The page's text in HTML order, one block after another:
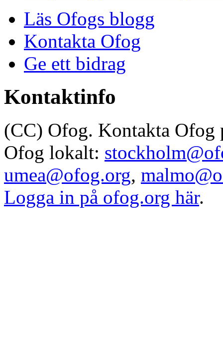
Läs Ofogs blogg
Kontakta Ofog
Ge ett bidrag
Kontaktinfo
(CC) Ofog. Kontakta Ofog
Ofog lokalt:
umea@ofog.org,
Logga in på ofog.org här.